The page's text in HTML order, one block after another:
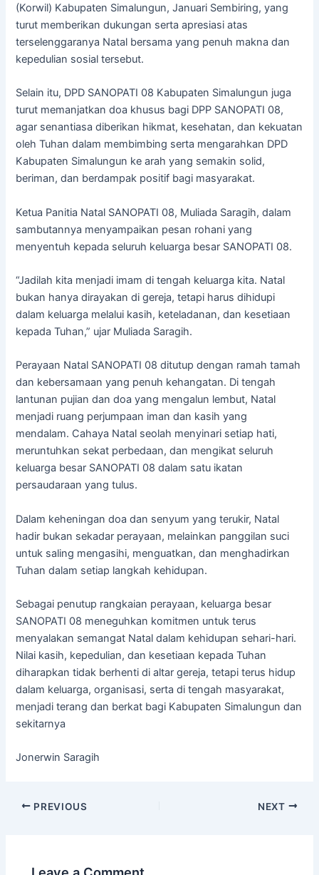
(Korwil) Kabupaten Simalungun, Januari Sembiring, yang
turut memberikan dukungan serta apresiasi atas
terselenggaranya Natal bersama yang penuh makna dan
kepedulian sosial tersebut.
Selain itu, DPD SANOPATI 08 Kabupaten Simalungun juga
turut memanjatkan doa khusus bagi DPP SANOPATI 08,
agar senantiasa diberikan hikmat, kesehatan, dan kekuatan
oleh Tuhan dalam membimbing serta mengarahkan DPD
Kabupaten Simalungun ke arah yang semakin solid,
beriman, dan berdampak positif bagi masyarakat.
Ketua Panitia Natal SANOPATI 08, Muliada Saragih, dalam
sambutannya menyampaikan pesan rohani yang
menyentuh kepada seluruh keluarga besar SANOPATI 08.
“Jadilah kita menjadi imam di tengah keluarga kita. Natal
bukan hanya dirayakan di gereja, tetapi harus dihidupi
dalam keluarga melalui kasih, keteladanan, dan kesetiaan
kepada Tuhan,” ujar Muliada Saragih.
Perayaan Natal SANOPATI 08 ditutup dengan ramah tamah
dan kebersamaan yang penuh kehangatan. Di tengah
lantunan pujian dan doa yang mengalun lembut, Natal
menjadi ruang perjumpaan iman dan kasih yang
mendalam. Cahaya Natal seolah menyinari setiap hati,
meruntuhkan sekat perbedaan, dan mengikat seluruh
keluarga besar SANOPATI 08 dalam satu ikatan
persaudaraan yang tulus.
Dalam keheningan doa dan senyum yang terukir, Natal
hadir bukan sekadar perayaan, melainkan panggilan suci
untuk saling mengasihi, menguatkan, dan menghadirkan
Tuhan dalam setiap langkah kehidupan.
Sebagai penutup rangkaian perayaan, keluarga besar
SANOPATI 08 meneguhkan komitmen untuk terus
menyalakan semangat Natal dalam kehidupan sehari-hari.
Nilai kasih, kepedulian, dan kesetiaan kepada Tuhan
diharapkan tidak berhenti di altar gereja, tetapi terus hidup
dalam keluarga, organisasi, serta di tengah masyarakat,
menjadi terang dan berkat bagi Kabupaten Simalungun dan
sekitarnya
Jonerwin Saragih
PREVIOUS NEXT